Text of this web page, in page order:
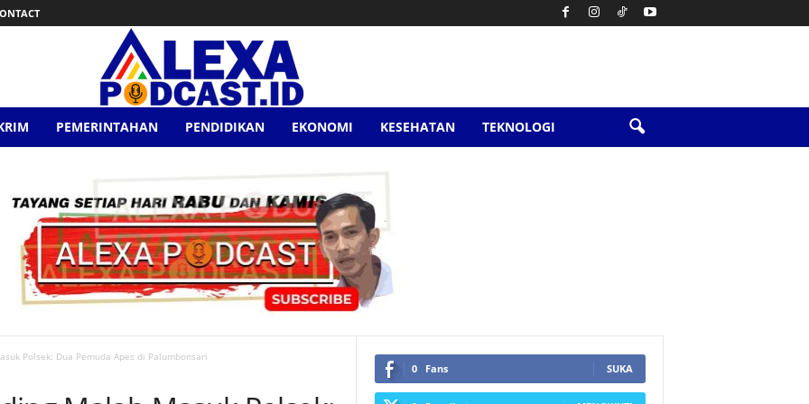
PEMERINTAHAN PENDIDIKAN EKONOMI KESEHATAN TEKNOLOGI
Polsek: Dua Pemuda Apes di Palumbonsari‎
0 Fans SUKA